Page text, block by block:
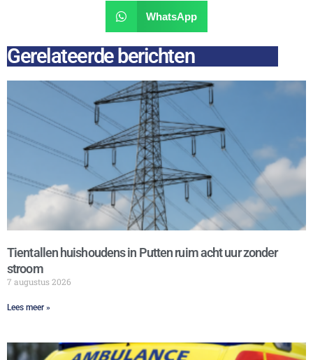
WhatsApp
Gerelateerde berichten
Tientallen huishoudens in Putten ruim acht uur zonder
stroom
7 augustus 2026
Lees meer »